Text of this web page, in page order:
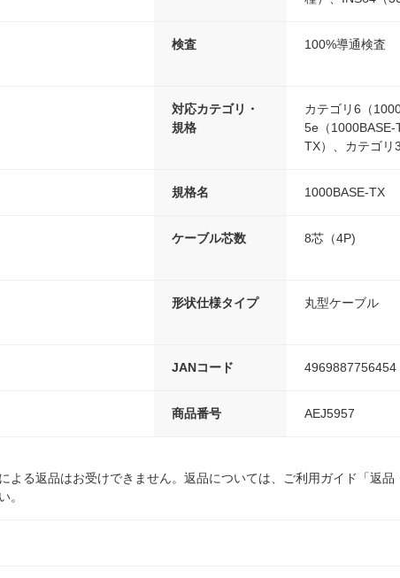
検査 100%導通検査
対応カテゴリ・
規格
カテゴリ6（
5e（1000BASE-
TX）、カテゴリ
規格名 1000BASE-TX
ケーブル芯数 8芯（4P)
形状仕様タイプ 丸型ケーブル
JANコード 4969887756454
商品番号 AEJ5957
よる返品はお受けできません。返品については、ご利用ガイド「返
。